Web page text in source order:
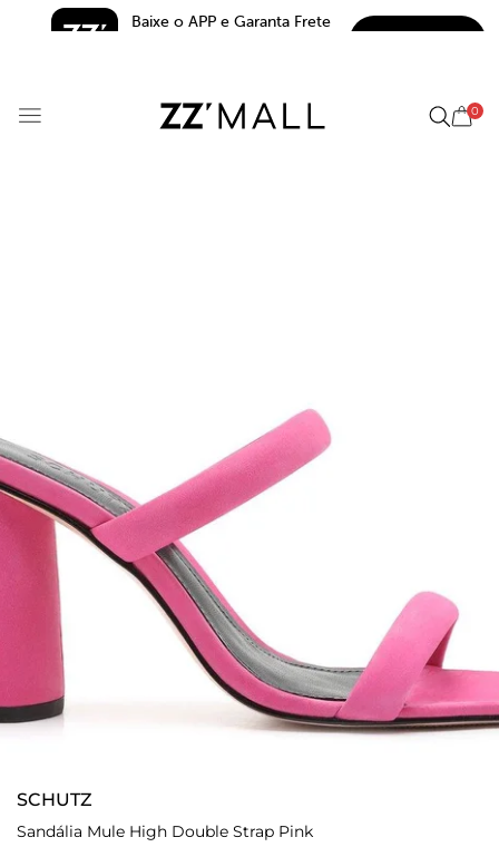
Baixe o APP e Garanta Frete
0
SCHUTZ
Sandália Mule High Double Strap Pink